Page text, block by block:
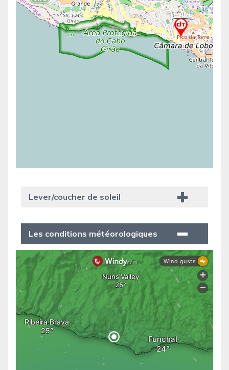
Lever/coucher de soleil
Les conditions météorologiques